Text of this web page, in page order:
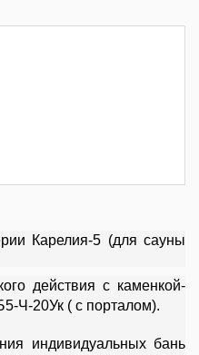
Карелия-5 (для сауны
действия с каменкой-
Ч-20Ук ( с порталом).
индивидуальных бань